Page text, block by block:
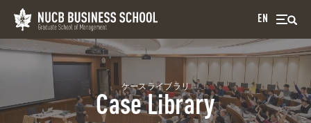
EN
ケースライブラリ
Case Library